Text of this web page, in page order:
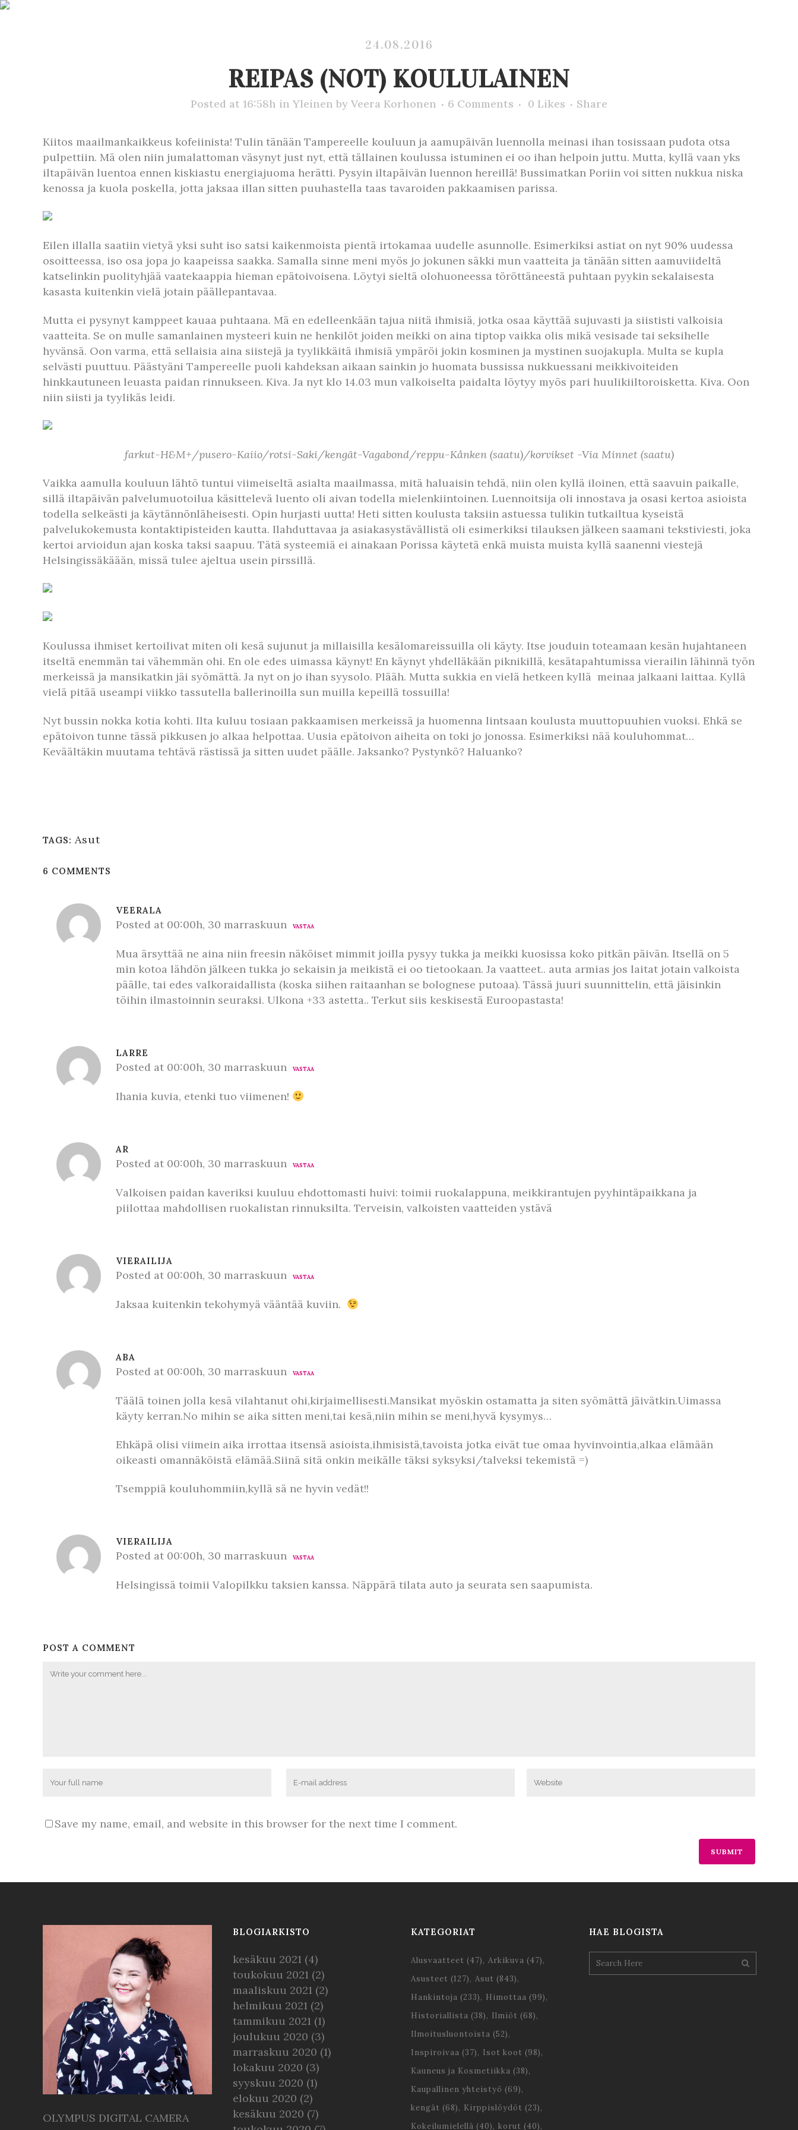
24.08.2016
REIPAS (NOT) KOULULAINEN
Posted at 16:58h in Yleinen by Veera Korhonen 6 Comments 0 Likes Share
Kiitos maailmankaikkeus kofeiinista! Tulin tänään Tampereelle kouluun ja aamupäivän luennolla meinasi ihan tosissaan pudota otsa
pulpettiin. Mä olen niin jumalattoman väsynyt just nyt, että tällainen koulussa istuminen ei oo ihan helpoin juttu. Mutta, kyllä vaan yks
iltapäivän luentoa ennen kiskiastu energiajuoma herätti. Pysyin iltapäivän luennon hereillä! Bussimatkan Poriin voi sitten nukkua niska
kenossa ja kuola poskella, jotta jaksaa illan sitten puuhastella taas tavaroiden pakkaamisen parissa.
Eilen illalla saatiin vietyä yksi suht iso satsi kaikenmoista pientä irtokamaa uudelle asunnolle. Esimerkiksi astiat on nyt 90% uudessa
osoitteessa, iso osa jopa jo kaapeissa saakka. Samalla sinne meni myös jo jokunen säkki mun vaatteita ja tänään sitten aamuviideltä
katselinkin puolityhjää vaatekaappia hieman epätoivoisena. Löytyi sieltä olohuoneessa töröttäneestä puhtaan pyykin sekalaisesta
kasasta kuitenkin vielä jotain päällepantavaa.
Mutta ei pysynyt kamppeet kauaa puhtaana. Mä en edelleenkään tajua niitä ihmisiä, jotka osaa käyttää sujuvasti ja siististi valkoisia
vaatteita. Se on mulle samanlainen mysteeri kuin ne henkilöt joiden meikki on aina tiptop vaikka olis mikä vesisade tai seksihelle
hyvänsä. Oon varma, että sellaisia aina siistejä ja tyylikkäitä ihmisiä ympäröi jokin kosminen ja mystinen suojakupla. Multa se kupla
selvästi puuttuu. Päästyäni Tampereelle puoli kahdeksan aikaan sainkin jo huomata bussissa nukkuessani meikkivoiteiden
hinkkautuneen leuasta paidan rinnukseen. Kiva. Ja nyt klo 14.03 mun valkoiselta paidalta löytyy myös pari huulikiiltoroisketta. Kiva. Oon
niin siisti ja tyylikäs leidi.
farkut-H&M+/pusero-Kaiio/rotsi-Saki/kengät-Vagabond/reppu-Kånken (saatu)/korvikset -Via Minnet (saatu)
Vaikka aamulla kouluun lähtö tuntui viimeiseltä asialta maailmassa, mitä haluaisin tehdä, niin olen kyllä iloinen, että saavuin paikalle,
sillä iltapäivän palvelumuotoilua käsittelevä luento oli aivan todella mielenkiintoinen. Luennoitsija oli innostava ja osasi kertoa asioista
todella selkeästi ja käytännönläheisesti. Opin hurjasti uutta! Heti sitten koulusta taksiin astuessa tulikin tutkailtua kyseistä
palvelukokemusta kontaktipisteiden kautta. Ilahduttavaa ja asiakasystävällistä oli esimerkiksi tilauksen jälkeen saamani tekstiviesti, joka
kertoi arvioidun ajan koska taksi saapuu. Tätä systeemiä ei ainakaan Porissa käytetä enkä muista muista kyllä saanenni viestejä
Helsingissäkäään, missä tulee ajeltua usein pirssillä.
Koulussa ihmiset kertoilivat miten oli kesä sujunut ja millaisilla kesälomareissuilla oli käyty. Itse jouduin toteamaan kesän hujahtaneen
itseltä enemmän tai vähemmän ohi. En ole edes uimassa käynyt! En käynyt yhdelläkään piknikillä, kesätapahtumissa vierailin lähinnä työn
merkeissä ja mansikatkin jäi syömättä. Ja nyt on jo ihan syysolo. Plääh. Mutta sukkia en vielä hetkeen kyllä meinaa jalkaani laittaa. Kyllä
vielä pitää useampi viikko tassutella ballerinoilla sun muilla kepeillä tossuilla!
Nyt bussin nokka kotia kohti. Ilta kuluu tosiaan pakkaamisen merkeissä ja huomenna lintsaan koulusta muuttopuuhien vuoksi. Ehkä se
epätoivon tunne tässä pikkusen jo alkaa helpottaa. Uusia epätoivon aiheita on toki jo jonossa. Esimerkiksi nää kouluhommat…
Keväältäkin muutama tehtävä rästissä ja sitten uudet päälle. Jaksanko? Pystynkö? Haluanko?
TAGS: Asut
6 COMMENTS
VEERALA
Posted at 00:00h, 30 marraskuun VASTAA
Mua ärsyttää ne aina niin freesin näköiset mimmit joilla pysyy tukka ja meikki kuosissa koko pitkän päivän. Itsellä on 5
min kotoa lähdön jälkeen tukka jo sekaisin ja meikistä ei oo tietookaan. Ja vaatteet.. auta armias jos laitat jotain valkoista
päälle, tai edes valkoraidallista (koska siihen raitaanhan se bolognese putoaa). Tässä juuri suunnittelin, että jäisinkin
töihin ilmastoinnin seuraksi. Ulkona +33 astetta.. Terkut siis keskisestä Euroopastasta!
LARRE
Posted at 00:00h, 30 marraskuun VASTAA
Ihania kuvia, etenki tuo viimenen!
AR
Posted at 00:00h, 30 marraskuun VASTAA
Valkoisen paidan kaveriksi kuuluu ehdottomasti huivi: toimii ruokalappuna, meikkirantujen pyyhintäpaikkana ja
piilottaa mahdollisen ruokalistan rinnuksilta. Terveisin, valkoisten vaatteiden ystävä
VIERAILIJA
Posted at 00:00h, 30 marraskuun VASTAA
Jaksaa kuitenkin tekohymyä vääntää kuviin.
ABA
Posted at 00:00h, 30 marraskuun VASTAA
Täälä toinen jolla kesä vilahtanut ohi,kirjaimellisesti.Mansikat myöskin ostamatta ja siten syömättä jäivätkin.Uimassa
käyty kerran.No mihin se aika sitten meni,tai kesä,niin mihin se meni,hyvä kysymys…
Ehkäpä olisi viimein aika irrottaa itsensä asioista,ihmisistä,tavoista jotka eivät tue omaa hyvinvointia,alkaa elämään
oikeasti omannäköistä elämää.Siinä sitä onkin meikälle täksi syksyksi/talveksi tekemistä =)
Tsemppiä kouluhommiin,kyllä sä ne hyvin vedät!!
VIERAILIJA
Posted at 00:00h, 30 marraskuun VASTAA
Helsingissä toimii Valopilkku taksien kanssa. Näppärä tilata auto ja seurata sen saapumista.
POST A COMMENT
Save my name, email, and website in this browser for the next time I comment.
OLYMPUS DIGITAL CAMERA
BLOGIARKISTO
kesäkuu 2021 (4)
toukokuu 2021 (2)
maaliskuu 2021 (2)
helmikuu 2021 (2)
tammikuu 2021 (1)
joulukuu 2020 (3)
marraskuu 2020 (1)
lokakuu 2020 (3)
syyskuu 2020 (1)
elokuu 2020 (2)
kesäkuu 2020 (7)
KATEGORIAT
Alusvaatteet (47) Arkikuva (47)
Asusteet (127) Asut (843)
Hankintoja (233) Himottaa (99)
Historiallista (38) Ilmiöt (68)
Ilmoitusluontoista (52)
Inspiroivaa (37) Isot koot (98)
Kauneus ja Kosmetiikka (38)
Kaupallinen yhteistyö (69)
kengät (68) Kirppislöydöt (23)
Kokeilumielellä (40) korut (40)
HAE BLOGISTA